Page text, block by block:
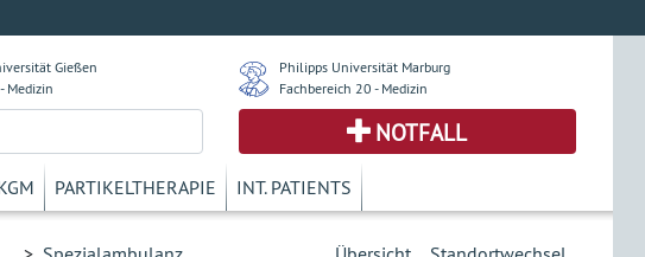
Gießen
Medizin
Philipps Universität Marburg
Fachbereich 20 - Medizin
NOTFALL
PARTIKELTHERAPIE INT. PATIENTS